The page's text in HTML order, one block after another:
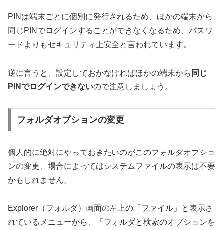
PINは端末ごとに個別に発行されるため、ほかの端末から
同じPINでログインすることができなくなるため、パスワ
ードよりもセキュリティ上安全と言われています。
逆に言うと、設定しておかなければほかの端末から 同じ
PINでログインできないので注意しましょう。
フォルダオプションの変更
個人的に絶対にやっておきたいのがこのフォルダオプショ
ンの変更、場合によってはシステムファイルの表示は不要
かもしれません。
Explorer（フォルダ）画面の左上の「ファイル」と表示さ
れているメニューから、「フォルダと検索のオプションを